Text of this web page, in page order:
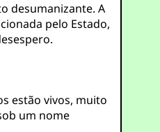
desumanizante. A
pelo Estado,
estão vivos, muito
um nome